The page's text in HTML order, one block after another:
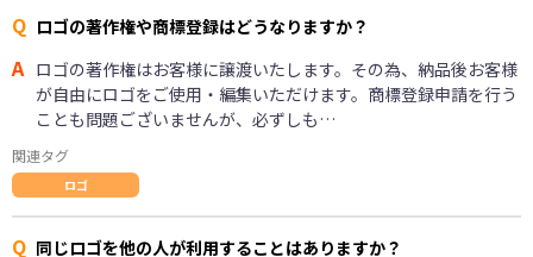
Q ロゴの著作権や商標登録はどうなりますか？
A ロゴの著作権はお客様に譲渡いたします。その為、納品後お客様
が自由にロゴをご使用・編集いただけます。商標登録申請を行う
ことも問題ございませんが、必ずしも…
関連タグ
ロゴ
Q 同じロゴを他の人が利用することはありますか？